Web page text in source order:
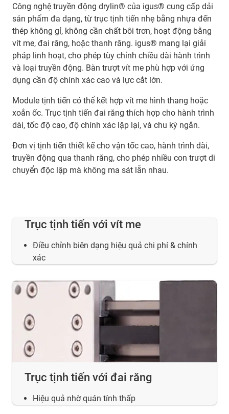
Công nghệ truyền động drylin® của igus® cung cấp dải
sản phẩm đa dạng, từ trục tịnh tiến nhẹ bằng nhựa đến
thép không gỉ, không cần chất bôi trơn, hoạt động bằng
vít me, đai răng, hoặc thanh răng. igus® mang lại giải
pháp linh hoạt, cho phép tùy chỉnh chiều dài hành trình
và loại truyền động. Bàn trượt vít me phù hợp với ứng
dụng cần độ chính xác cao và lực cắt lớn.
Module tịnh tiến có thể kết hợp vít me hình thang hoặc
xoắn ốc. Trục tịnh tiến đai răng thích hợp cho hành trình
dài, tốc độ cao, độ chính xác lặp lại, và chu kỳ ngắn.
Đơn vị tịnh tiến thiết kế cho vận tốc cao, hành trình dài,
truyền động qua thanh răng, cho phép nhiều con trượt di
chuyển độc lập mà không ma sát lẫn nhau.
Trục tịnh tiến với vít me
Điều chỉnh biên dạng hiệu quả chi phí & chính
xác
Trục tịnh tiến với đai răng
Hiệu quả nhờ quán tính thấp